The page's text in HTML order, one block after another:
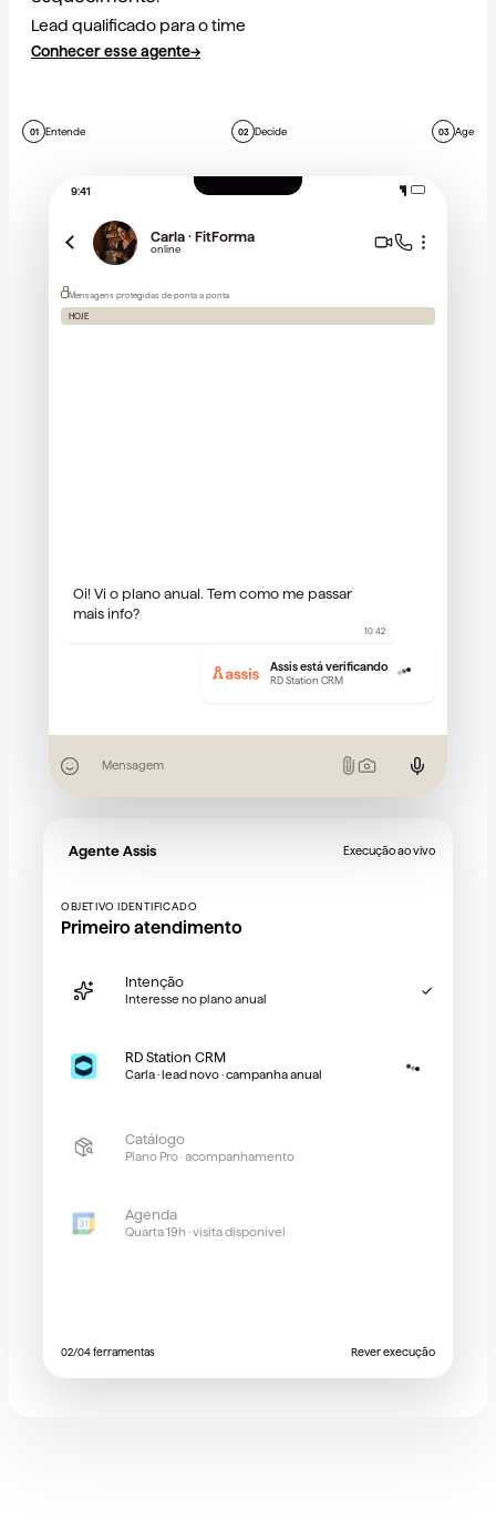
Lead qualificado para o time
Conhecer esse agente→
01 Entende 02 Decide 03 Age
Agente Assis Execução ao vivo
OBJETIVO IDENTIFICADO
Primeiro atendimento
Intenção
Interesse no plano anual
✓
RD Station CRM
Carla · lead novo · campanha anual
Catálogo
Plano Pro · acompanhamento
Agenda
Quarta 19h · visita disponível
02/04ferramentas Rever execução
9:41
Carla · FitForma
online
Mensagens protegidas de ponta a ponta.
HOJE
Oi! Vi o plano anual. Tem como me passar
mais info?
10:42
Assis está verificando
RD Station CRM
Mensagem